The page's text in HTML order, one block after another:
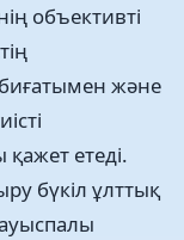
объективті
және
етеді.
бүкіл ұлттық